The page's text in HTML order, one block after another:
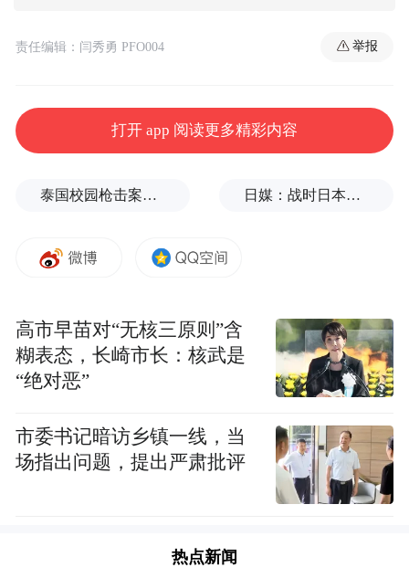
责任编辑：闫秀勇 PFO004 举报
打开 app 阅读更多精彩内容
泰国校园枪击案致9死，枪手父亲道歉 日媒：战时日本多所大学进行输血人体实验，向患者注射动物血
高市早苗对“无核三原则”含
糊表态，长崎市长：核武是
“绝对恶”
市委书记暗访乡镇一线，当
场指出问题，提出严肃批评
热点新闻